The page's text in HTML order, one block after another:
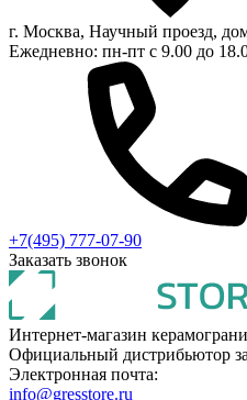
г. Москва, Научный проезд,
Ежедневно: пн-пт с 9.00 до
+7(495) 777-07-90
Заказать звонок
Интернет-магазин
Официальный дистрибьютор
Электронная почта:
info@gresstore.ru